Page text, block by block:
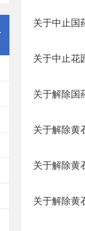
关于中止国
关于中止花
关于解除国
关于解除黄
关于解除黄
关于解除黄